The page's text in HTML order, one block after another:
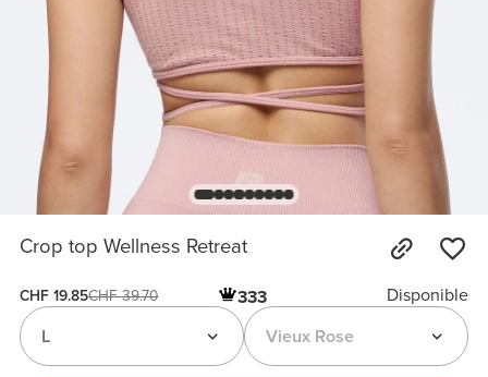
Crop top Wellness Retreat
CHF 19.85CHF 39.70 333
Disponible
Vieux Rose
L